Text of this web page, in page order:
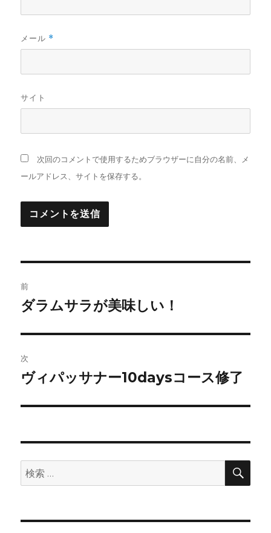
メール *
サイト
次回のコメントで使用するためブラウザーに自分の名前、メ
ールアドレス、サイトを保存する。
稿
ビ
ゲ
ー
ン
前
前
投
稿:
ダラムサラが美味しい！
次
次
投
ヴィパッサナー10daysコース修了
検
索:
検